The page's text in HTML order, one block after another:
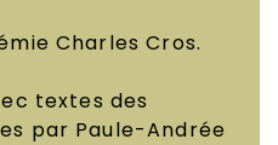
Charles Cros.
textes des
par Paule-Andrée